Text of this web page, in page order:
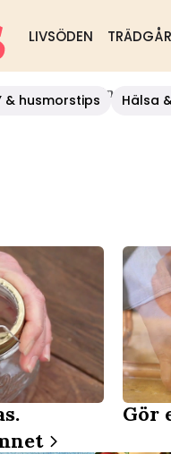
LIVSÖDEN
& husmorstips Hälsa
/Så Gör Du En Egen
Gör